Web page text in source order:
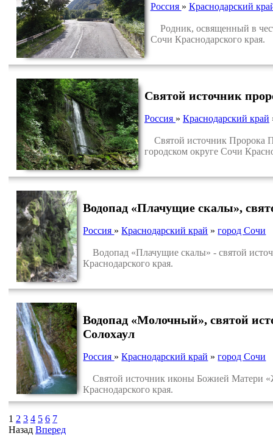
Россия » Краснодарский
Родник, освященный в
Сочи Краснодарского края.
Святой источник
Россия » Краснодарский край
Святой источник Пророка
городском округе Сочи
Водопад «Плачущие скалы»,
Россия »Краснодарский край »город Сочи
Водопад «Плачущие скалы» - святой
Краснодарского края.
Водопад «Молочный», святой
Солохаул
Россия »Краснодарский край »город Сочи
Святой источник иконы Божией Матери
Краснодарского края.
1 2 3 4 5 6 7
Назад Вперед